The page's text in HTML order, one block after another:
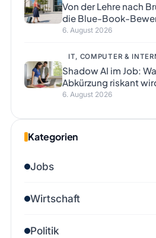
Von der Lehre nach
die Blue-Book-
6. August 2026
IT, COMPUTER &
Shadow AI im Job:
Abkürzung riskant
6. August 2026
Kategorien
Jobs
Wirtschaft
Politik